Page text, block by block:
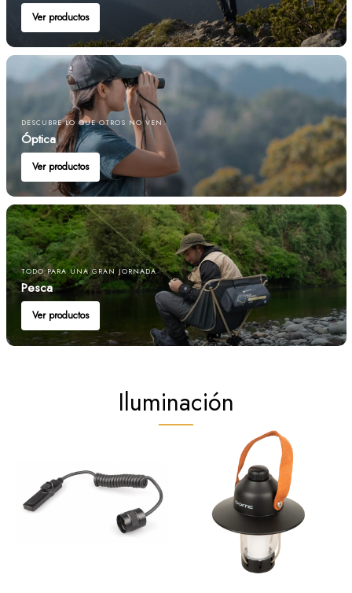
Ver productos
DESCUBRE LO QUE OTROS NO VEN.
Óptica
Ver productos
TODO PARA UNA GRAN JORNADA
Pesca
Ver productos
Iluminación